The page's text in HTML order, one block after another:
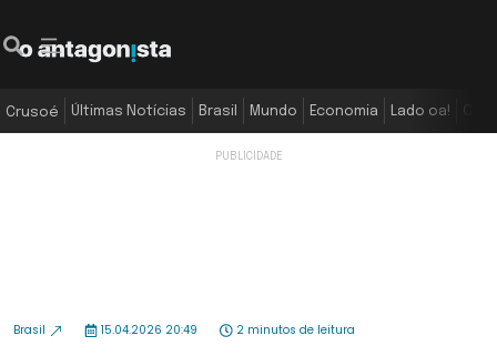
Crusoé Últimas Notícias Brasil Mundo Economia Lado oa!
Brasil 15.04.2026 20:49 2 minutos de leitura